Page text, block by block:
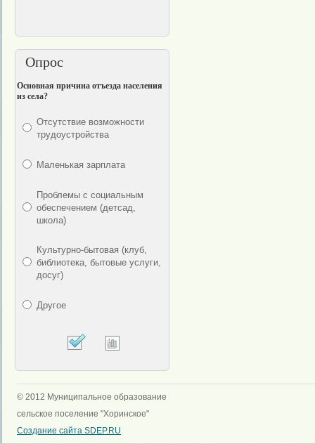
Опрос
Основная причина отъезда населения
из села?
Отсутствие возможности
трудоустройства
Маленькая зарплата
Проблемы с социальным
обеспечением (детсад,
школа)
Культурно-бытовая (клуб,
библиотека, бытовые услуги,
досуг)
Другое
© 2012 Муниципальное образование
сельское поселение "Хоринское"
Создание сайта SDEP.RU